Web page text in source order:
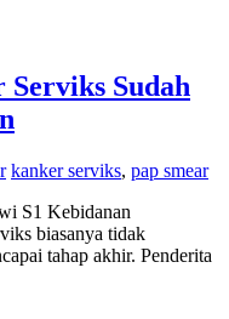
Serviks Sudah
kanker serviks, pap smear
S1 Kebidanan
biasanya tidak
tahap akhir. Penderita